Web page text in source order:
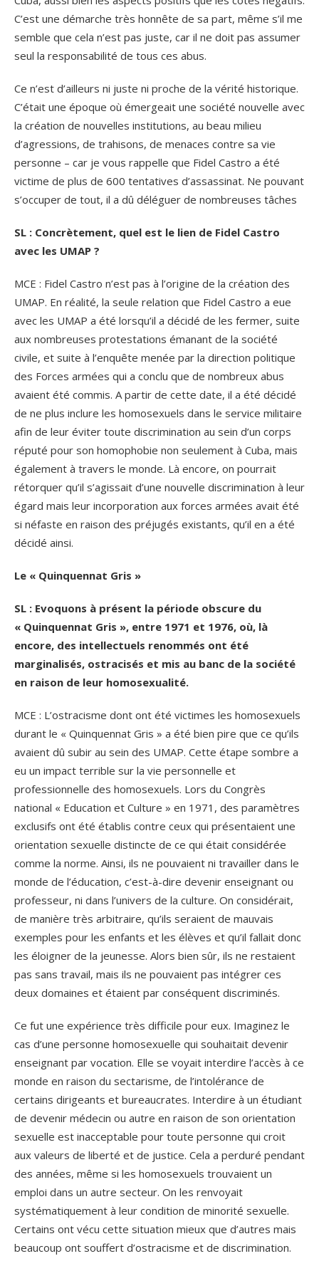
C’est une démarche très honnête de sa part, même s’il me
semble que cela n’est pas juste, car il ne doit pas assumer
seul la responsabilité de tous ces abus.
Ce n’est d’ailleurs ni juste ni proche de la vérité historique.
C’était une époque où émergeait une société nouvelle avec
la création de nouvelles institutions, au beau milieu
d’agressions, de trahisons, de menaces contre sa vie
personne – car je vous rappelle que Fidel Castro a été
victime de plus de 600 tentatives d’assassinat. Ne pouvant
s’occuper de tout, il a dû déléguer de nombreuses tâches
SL : Concrètement, quel est le lien de Fidel Castro
avec les UMAP ?
MCE : Fidel Castro n’est pas à l’origine de la création des
UMAP. En réalité, la seule relation que Fidel Castro a eue
avec les UMAP a été lorsqu’il a décidé de les fermer, suite
aux nombreuses protestations émanant de la société
civile, et suite à l’enquête menée par la direction politique
des Forces armées qui a conclu que de nombreux abus
avaient été commis. A partir de cette date, il a été décidé
de ne plus inclure les homosexuels dans le service militaire
afin de leur éviter toute discrimination au sein d’un corps
réputé pour son homophobie non seulement à Cuba, mais
également à travers le monde. Là encore, on pourrait
rétorquer qu’il s’agissait d’une nouvelle discrimination à leur
égard mais leur incorporation aux forces armées avait été
si néfaste en raison des préjugés existants, qu’il en a été
décidé ainsi.
Le « Quinquennat Gris »
SL : Evoquons à présent la période obscure du
« Quinquennat Gris », entre 1971 et 1976, où, là
encore, des intellectuels renommés ont été
marginalisés, ostracisés et mis au banc de la société
en raison de leur homosexualité.
MCE : L’ostracisme dont ont été victimes les homosexuels
durant le « Quinquennat Gris » a été bien pire que ce qu’ils
avaient dû subir au sein des UMAP. Cette étape sombre a
eu un impact terrible sur la vie personnelle et
professionnelle des homosexuels. Lors du Congrès
national « Education et Culture » en 1971, des paramètres
exclusifs ont été établis contre ceux qui présentaient une
orientation sexuelle distincte de ce qui était considérée
comme la norme. Ainsi, ils ne pouvaient ni travailler dans le
monde de l’éducation, c’est-à-dire devenir enseignant ou
professeur, ni dans l’univers de la culture. On considérait,
de manière très arbitraire, qu’ils seraient de mauvais
exemples pour les enfants et les élèves et qu’il fallait donc
les éloigner de la jeunesse. Alors bien sûr, ils ne restaient
pas sans travail, mais ils ne pouvaient pas intégrer ces
deux domaines et étaient par conséquent discriminés.
Ce fut une expérience très difficile pour eux. Imaginez le
cas d’une personne homosexuelle qui souhaitait devenir
enseignant par vocation. Elle se voyait interdire l’accès à ce
monde en raison du sectarisme, de l’intolérance de
certains dirigeants et bureaucrates. Interdire à un étudiant
de devenir médecin ou autre en raison de son orientation
sexuelle est inacceptable pour toute personne qui croit
aux valeurs de liberté et de justice. Cela a perduré pendant
des années, même si les homosexuels trouvaient un
emploi dans un autre secteur. On les renvoyait
systématiquement à leur condition de minorité sexuelle.
Certains ont vécu cette situation mieux que d’autres mais
beaucoup ont souffert d’ostracisme et de discrimination.